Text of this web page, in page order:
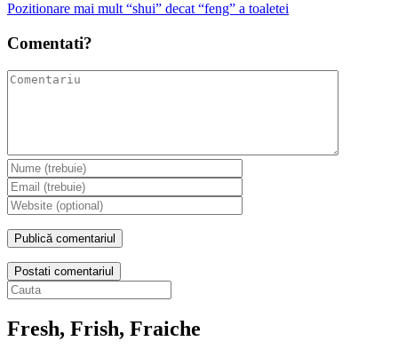
Pozitionare mai mult “shui” decat “feng” a toaletei
Comentati?
Postati comentariul
Fresh, Frish, Fraiche